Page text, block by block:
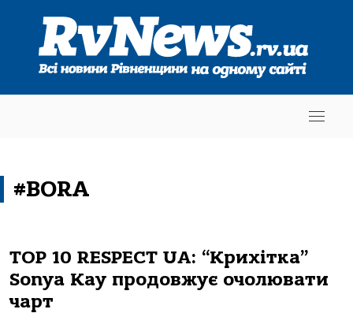
#BORA
TOP 10 RESPECT UA: “Крихітка”
Sonya Kay продовжує очолювати
чарт